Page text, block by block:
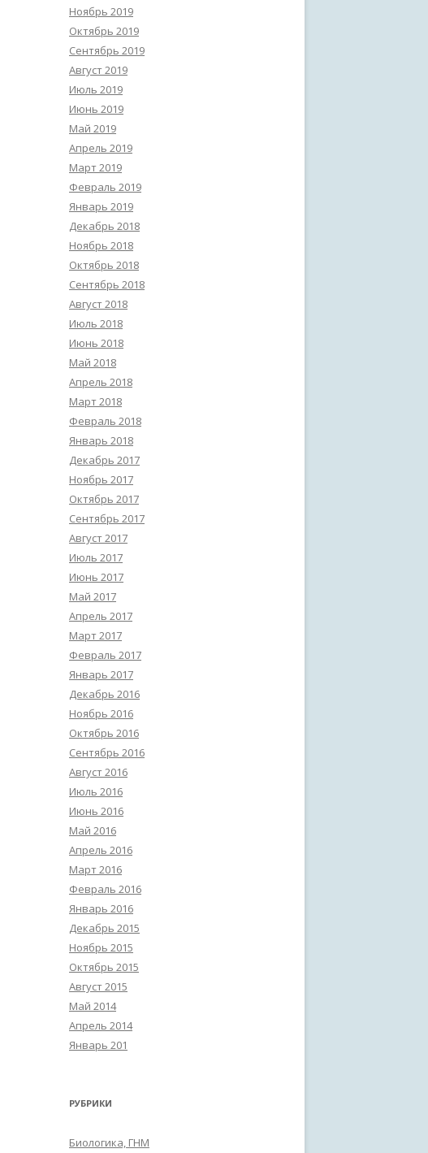
Ноябрь 2019
Октябрь 2019
Сентябрь 2019
Август 2019
Июль 2019
Июнь 2019
Май 2019
Апрель 2019
Март 2019
Февраль 2019
Январь 2019
Декабрь 2018
Ноябрь 2018
Октябрь 2018
Сентябрь 2018
Август 2018
Июль 2018
Июнь 2018
Май 2018
Апрель 2018
Март 2018
Февраль 2018
Январь 2018
Декабрь 2017
Ноябрь 2017
Октябрь 2017
Сентябрь 2017
Август 2017
Июль 2017
Июнь 2017
Май 2017
Апрель 2017
Март 2017
Февраль 2017
Январь 2017
Декабрь 2016
Ноябрь 2016
Октябрь 2016
Сентябрь 2016
Август 2016
Июль 2016
Июнь 2016
Май 2016
Апрель 2016
Март 2016
Февраль 2016
Январь 2016
Декабрь 2015
Ноябрь 2015
Октябрь 2015
Август 2015
Май 2014
Апрель 2014
Январь 201
РУБРИКИ
Биологика, ГНМ